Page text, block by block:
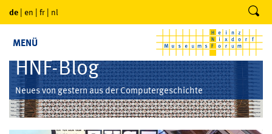
de | en | fr | nl
MENÜ
HNF-Blog
Neues von gestern aus der Computergeschichte